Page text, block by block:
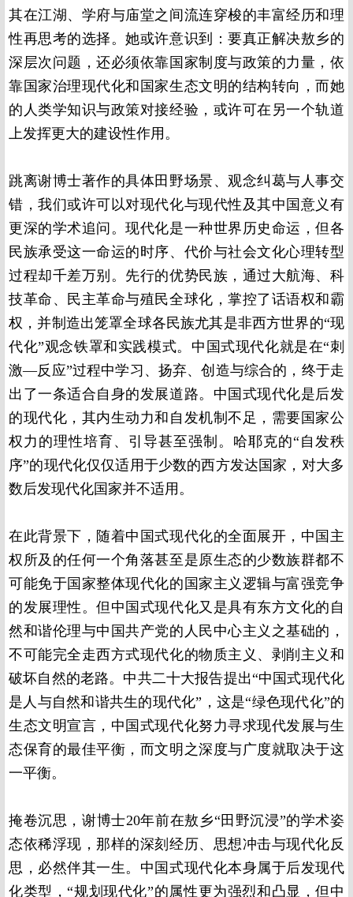
其在江湖、学府与庙堂之间流连穿梭的丰富经历和理
性再思考的选择。她或许意识到：要真正解决敖乡的
深层次问题，还必须依靠国家制度与政策的力量，依
靠国家治理现代化和国家生态文明的结构转向，而她
的人类学知识与政策对接经验，或许可在另一个轨道
上发挥更大的建设性作用。
跳离谢博士著作的具体田野场景、观念纠葛与人事交
错，我们或许可以对现代化与现代性及其中国意义有
更深的学术追问。现代化是一种世界历史命运，但各
民族承受这一命运的时序、代价与社会文化心理转型
过程却千差万别。先行的优势民族，通过大航海、科
技革命、民主革命与殖民全球化，掌控了话语权和霸
权，并制造出笼罩全球各民族尤其是非西方世界的“现
代化”观念铁罩和实践模式。中国式现代化就是在“刺
激—反应”过程中学习、扬弃、创造与综合的，终于走
出了一条适合自身的发展道路。中国式现代化是后发
的现代化，其内生动力和自发机制不足，需要国家公
权力的理性培育、引导甚至强制。哈耶克的“自发秩
序”的现代化仅仅适用于少数的西方发达国家，对大多
数后发现代化国家并不适用。
在此背景下，随着中国式现代化的全面展开，中国主
权所及的任何一个角落甚至是原生态的少数族群都不
可能免于国家整体现代化的国家主义逻辑与富强竞争
的发展理性。但中国式现代化又是具有东方文化的自
然和谐伦理与中国共产党的人民中心主义之基础的，
不可能完全走西方式现代化的物质主义、剥削主义和
破坏自然的老路。中共二十大报告提出“中国式现代化
是人与自然和谐共生的现代化”，这是“绿色现代化”的
生态文明宣言，中国式现代化努力寻求现代发展与生
态保育的最佳平衡，而文明之深度与广度就取决于这
一平衡。
掩卷沉思，谢博士20年前在敖乡“田野沉浸”的学术姿
态依稀浮现，那样的深刻经历、思想冲击与现代化反
思，必然伴其一生。中国式现代化本身属于后发现代
化类型，“规划现代化”的属性更为强烈和凸显，但中